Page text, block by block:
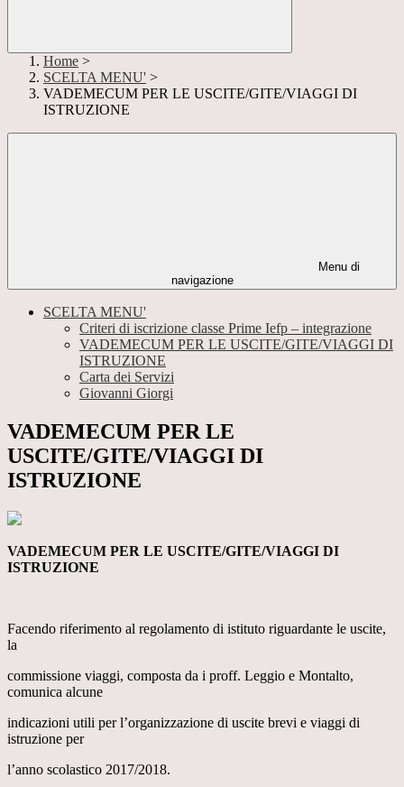
Home >
SCELTA MENU' >
VADEMECUM PER LE USCITE/GITE/VIAGGI DI
ISTRUZIONE
Menu di
navigazione
SCELTA MENU'
Criteri di iscrizione classe Prime Iefp – integrazione
VADEMECUM PER LE USCITE/GITE/VIAGGI DI
ISTRUZIONE
Carta dei Servizi
Giovanni Giorgi
VADEMECUM PER LE
USCITE/GITE/VIAGGI DI
ISTRUZIONE
VADEMECUM PER LE USCITE/GITE/VIAGGI DI
ISTRUZIONE
Facendo riferimento al regolamento di istituto riguardante le uscite,
la
commissione viaggi, composta da i proff. Leggio e Montalto,
comunica alcune
indicazioni utili per l’organizzazione di uscite brevi e viaggi di
istruzione per
l’anno scolastico 2017/2018.